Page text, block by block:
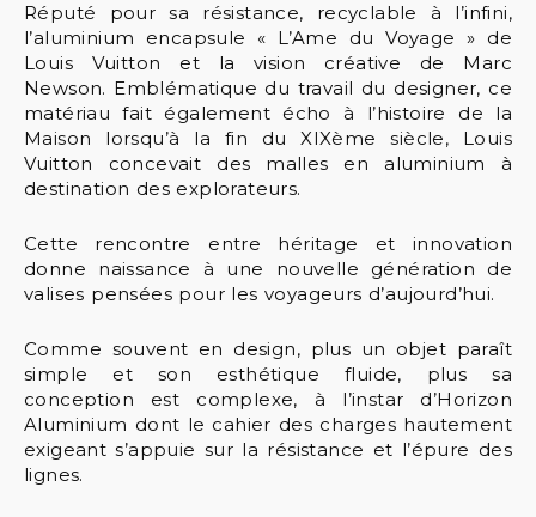
Réputé pour sa résistance, recyclable à l’infini,
l’aluminium encapsule « L’Ame du Voyage » de
Louis Vuitton et la vision créative de Marc
Newson. Emblématique du travail du designer, ce
matériau fait également écho à l’histoire de la
Maison lorsqu’à la fin du XIXème siècle, Louis
Vuitton concevait des malles en aluminium à
destination des explorateurs.
Cette rencontre entre héritage et innovation
donne naissance à une nouvelle génération de
valises pensées pour les voyageurs d’aujourd’hui.
Comme souvent en design, plus un objet paraît
simple et son esthétique fluide, plus sa
conception est complexe, à l’instar d’Horizon
Aluminium dont le cahier des charges hautement
exigeant s’appuie sur la résistance et l’épure des
lignes.